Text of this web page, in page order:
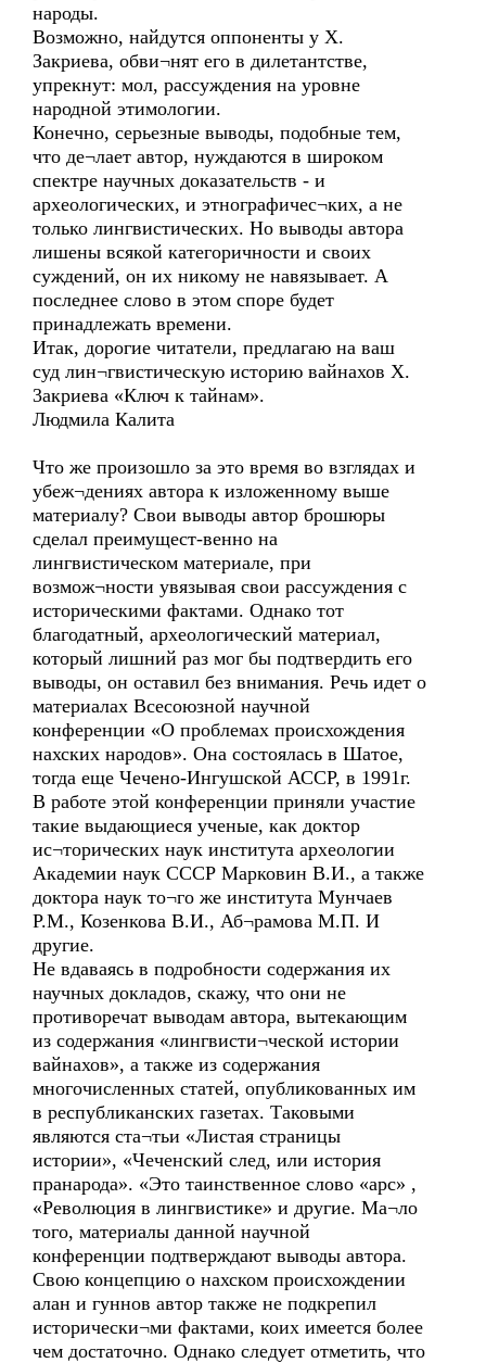
народы.
Возможно, найдутся оппоненты у Х.
Закриева, обви¬нят его в дилетантстве,
упрекнут: мол, рассуждения на уровне
народной этимологии.
Конечно, серьезные выводы, подобные тем,
что де¬лает автор, нуждаются в широком
спектре научных доказательств - и
археологических, и этнографичес¬ких, а не
только лингвистических. Но выводы автора
лишены всякой категоричности и своих
суждений, он их никому не навязывает. А
последнее слово в этом споре будет
принадлежать времени.
Итак, дорогие читатели, предлагаю на ваш
суд лин¬гвистическую историю вайнахов Х.
3акриева «Ключ к тайнам».
Людмила Калита
Что же произошло за это время во взглядах и
убеж¬дениях автора к изложенному выше
материалу? Свои выводы автор брошюры
сделал преимущест-венно на
лингвистическом материале, при
возмож¬ности увязывая свои рассуждения с
историческими фактами. Однако тот
благодатный, археологический материал,
который лишний раз мог бы подтвердить его
выводы, он оставил без внимания. Речь идет о
материалах Всесоюзной научной
конференции «О проблемах происхождения
нахских народов». Она состоялась в Шатое,
тогда еще Чечено-Ингушской АССР, в 1991г.
В работе этой конференции приняли участие
такие выдающиеся ученые, как доктор
ис¬торических наук института археологии
Академии наук СССР Марковин В.И., а также
доктора наук то¬го же института Мунчаев
Р.М., Козенкова В.И., Аб¬рамова М.П. И
другие.
Не вдаваясь в подробности содержания их
научных докладов, скажу, что они не
противоречат выводам автора, вытекающим
из содержания «лингвисти¬ческой истории
вайнахов», а также из содержания
многочисленных статей, опубликованных им
в республиканских газетах. Таковыми
являются ста¬тьи «Листая страницы
истории», «Чеченский след, или история
пранарода». «Это таинственное слово «арс» ,
«Революция в лингвистике» и другие. Ма¬ло
того, материалы данной научной
конференции подтверждают выводы автора.
Свою концепцию о нахском происхождении
алан и гуннов автор также не подкрепил
исторически¬ми фактами, коих имеется более
чем достаточно. Однако следует отметить, что